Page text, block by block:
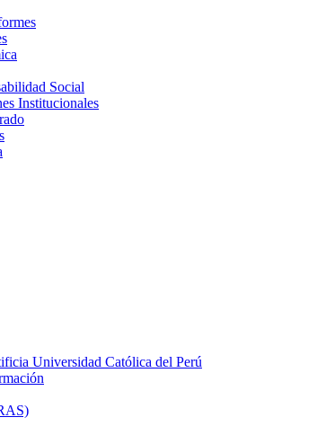
Social
Institucionales
Universidad Católica del Perú